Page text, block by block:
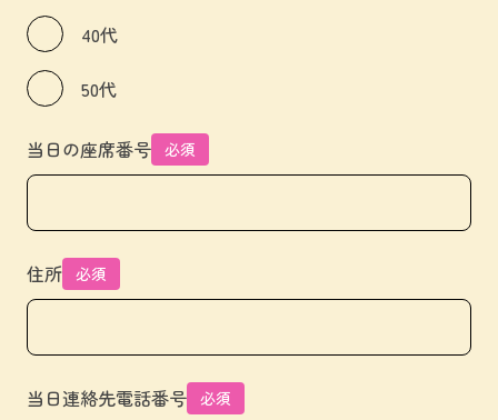
40代
50代
当日の座席番号 必須
住所 必須
当日連絡先電話番号 必須